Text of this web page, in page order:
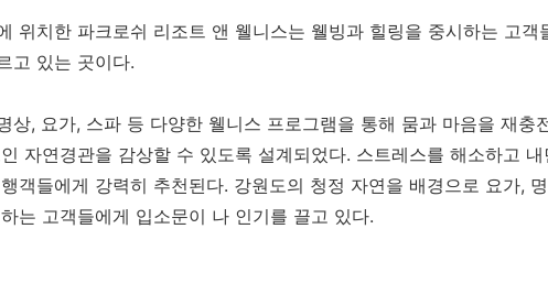
위치한 파크로쉬 리조트 앤 웰니스는 웰빙과 힐링을 중시하는 고객
고 있는 곳이다.
상, 요가, 스파 등 다양한 웰니스 프로그램을 통해 뭄과 마음을 재충
자연경관을 감상할 수 있도록 설계되었다. 스트레스를 해소하고
객들에게 강력히 추천된다. 강원도의 청정 자연을 배경으로 요가,
는 고객들에게 입소문이 나 인기를 끌고 있다.